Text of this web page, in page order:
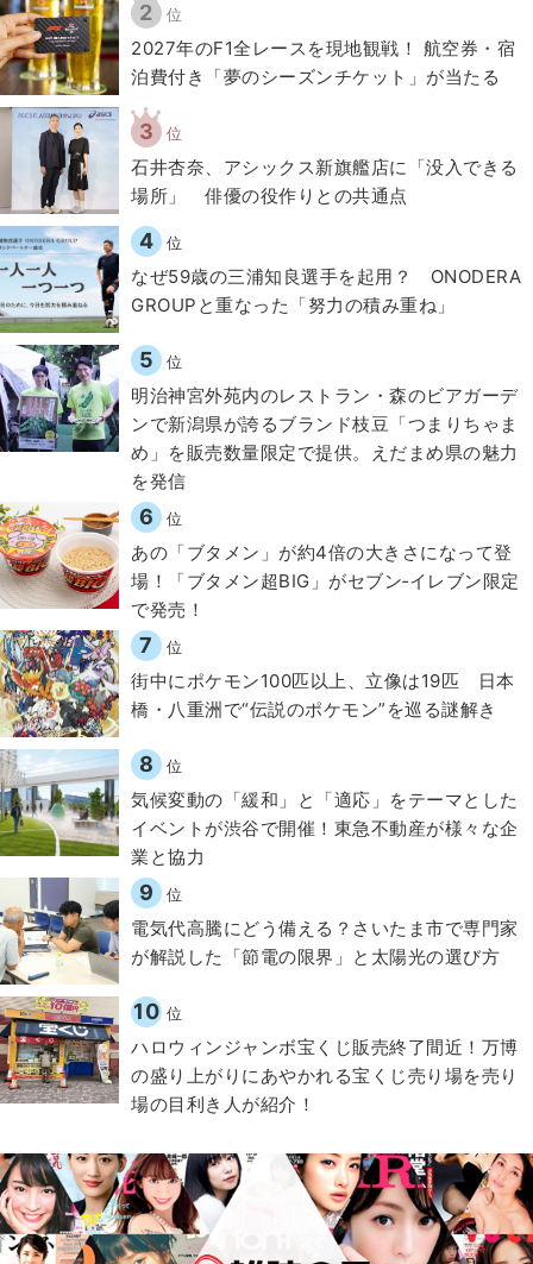
2 位
2027年のF1全レースを現地観戦！ 航空券・宿
泊費付き「夢のシーズンチケット」が当たる
3 位
石井杏奈、アシックス新旗艦店に「没入できる
場所」 俳優の役作りとの共通点
4 位
なぜ59歳の三浦知良選手を起用？ ONODERA
GROUPと重なった「努力の積み重ね」
5 位
明治神宮外苑内のレストラン・森のビアガーデ
ンで新潟県が誇るブランド枝豆「つまりちゃま
め」を販売数量限定で提供。えだまめ県の魅力
を発信
6 位
あの「ブタメン」が約4倍の大きさになって登
場！「ブタメン超BIG」がセブン‐イレブン限定
で発売！
7 位
街中にポケモン100匹以上、立像は19匹 日本
橋・八重洲で“伝説のポケモン”を巡る謎解き
8 位
気候変動の「緩和」と「適応」をテーマとした
イベントが渋谷で開催！東急不動産が様々な企
業と協力
9 位
電気代高騰にどう備える？さいたま市で専門家
が解説した「節電の限界」と太陽光の選び方
10 位
ハロウィンジャンボ宝くじ販売終了間近！万博
の盛り上がりにあやかれる宝くじ売り場を売り
場の目利き人が紹介！